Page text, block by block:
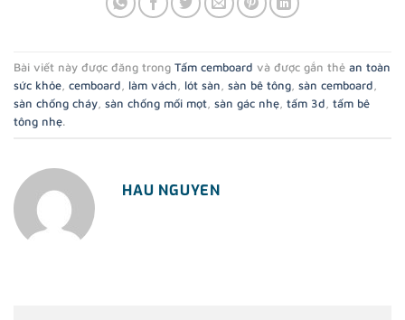
Bài viết này được đăng trong Tấm cemboard và được gắn thẻ an toàn
sức khỏe cemboard làm vách lót sàn sàn bê tông sàn cemboard
sàn chống cháy sàn chống mối mọt sàn gác nhẹ tấm 3d tấm bê
tông nhẹ.
HAU NGUYEN